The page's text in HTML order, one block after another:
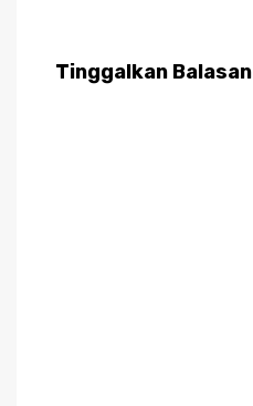
Tinggalkan Balasan